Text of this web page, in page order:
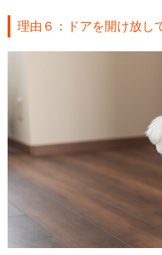
理由６：ドアを開け放し